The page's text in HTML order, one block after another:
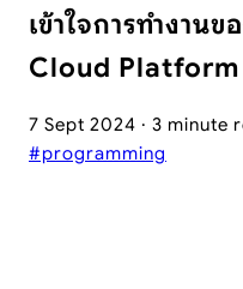
เข้าใจการทำงาน
Cloud Platform
7 Sept 2024 · 3 minute
#programming